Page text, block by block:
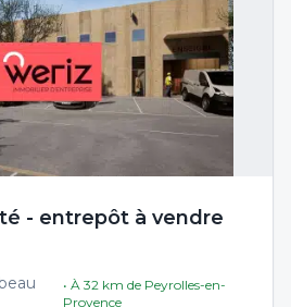
- entrepôt à vendre
• À 32 km de Peyrolles-en-
Provence